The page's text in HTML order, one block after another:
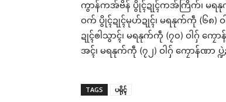
ကွာန်ကအ်ဗိန် ပွိုၚ်ဍုၚ်ကအ်ကြိက်၊ မရနုက်ကဵု
ဝက် ပွိုၚ်ဍုၚ်မုဟ်ဍုၚ်၊ မရနုက်ကဵု (၆၈) ဝ
ဍုၚ်ၜါသွာၚ်၊ မရနုက်ကဵု (၇၀) ဝါဂှ် ကၠော
အၚ်၊ မရနုက်ကဵု (၇၂) ဝါဂှ် ကၠောန်ဏာ ပ္
TAGS ပရိုၚ်